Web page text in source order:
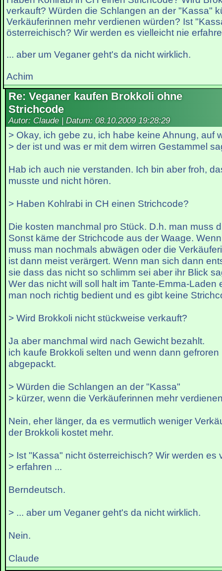
verkauft? Würden die Schlangen an der "Kassa"
Verkäuferinnen mehr verdienen würden? Ist
österreichisch? Wir werden es vielleicht nie
... aber um Veganer geht's da nicht wirklich.
Achim
Re: Veganer kaufen Brokkoli ohne
Strichcode
Autor: Claude | Datum: 08.10.2009 19:28:29
> Okay, ich gebe zu, ich habe keine Ahnung, auf
> der ist und was er mit dem wirren Gestammel
Hab ich auch nie verstanden. Ich bin aber froh,
musste und nicht hören.
> Haben Kohlrabi in CH einen Strichcode?
Die kosten manchmal pro Stück. D.h. man muss
Sonst käme der Strichcode aus der Waage.
muss man nochmals abwägen oder die
ist dann meist verärgert. Wenn man sich dann
sie dass das nicht so schlimm sei aber ihr Blick
Wer das nicht will soll halt im Tante-Emma-Laden
man noch richtig bedient und es gibt keine
> Wird Brokkoli nicht stückweise verkauft?
Ja aber manchmal wird nach Gewicht bezahlt.
ich kaufe Brokkoli selten und wenn dann gefroren
abgepackt.
> Würden die Schlangen an der "Kassa"
> kürzer, wenn die Verkäuferinnen mehr
Nein, eher länger, da es vermutlich weniger
der Brokkoli kostet mehr.
> Ist "Kassa" nicht österreichisch? Wir werden es
> erfahren ...
Berndeutsch.
> ... aber um Veganer geht's da nicht wirklich.
Nein.
Claude